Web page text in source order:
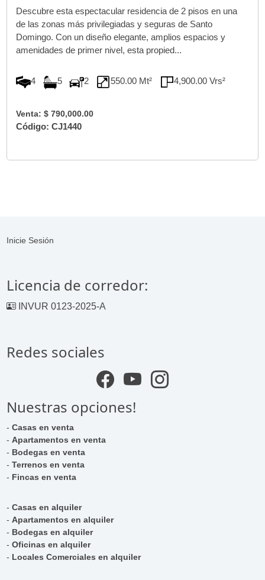
Descubre esta espectacular residencia de 2 pisos en una
de las zonas más privilegiadas y seguras de Santo
Domingo. Con un diseño elegante, amplios espacios y
amenidades de primer nivel, esta propied...
4 5 2 550.00 Mt² 4,900.00 Vrs²
Venta: $ 790,000.00
Código: CJ1440
Inicie Sesión
Licencia de corredor:
INVUR 0123-2025-A
Redes sociales
Nuestras opciones!
-Casas en venta
-Apartamentos en venta
- Bodegas en venta
-Terrenos en venta
- Fincas en venta
-Casas en alquiler
-Apartamentos en alquiler
- Bodegas en alquiler
-Oficinas en alquiler
- Locales Comerciales en alquiler